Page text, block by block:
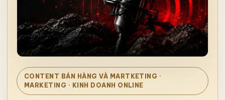
CONTENT BÁN HÀNG VÀ MARTKETING ·
MARKETING · KINH DOANH ONLINE